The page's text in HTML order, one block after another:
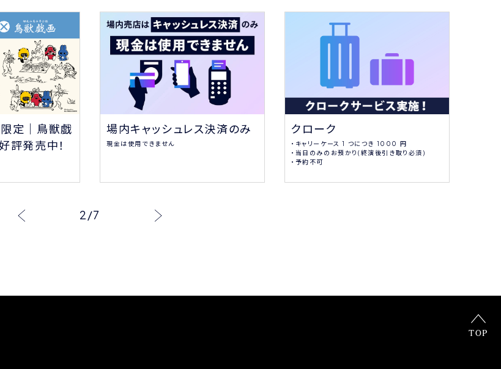
定｜鳥獣戯
評発売中！
場内キャッシュレス決済のみ
現金は使用できません
クローク
・キャリーケース 1 つにつき 1000 円
・当日のみのお預かり(終演後引き取り必須)
・予約不可
2/7
TOP